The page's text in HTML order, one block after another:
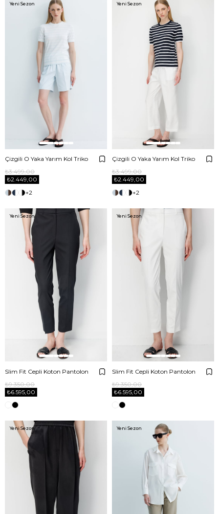
Çizgili O Yaka Yarım Kol Triko
₺2.449,00
₺3.499,00
+2
Yeni Sezon
Çizgili O Yaka Yarım Kol Triko
₺2.449,00
₺3.499,00
+2
Yeni Sezon
Slim Fit Cepli Koton Pantolon
₺6.595,00
₺9.350,00
Yeni Sezon
Slim Fit Cepli Koton Pantolon
₺6.595,00
₺9.350,00
Yeni Sezon
Yeni Sezon Yeni Sezon